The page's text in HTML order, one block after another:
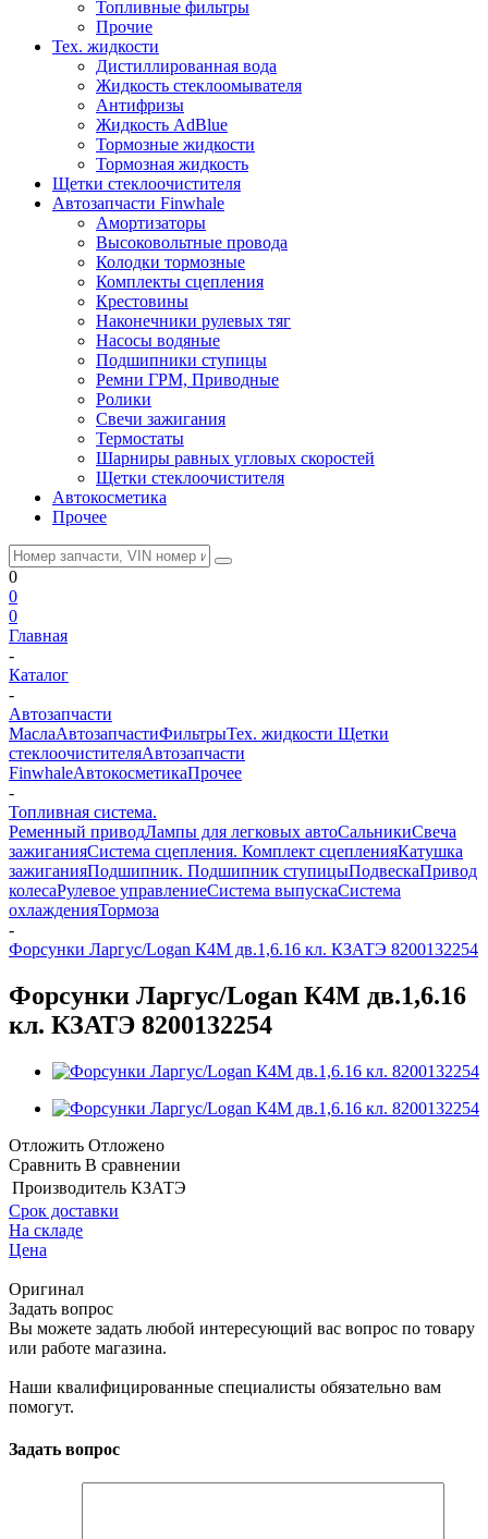
Топливные фильтры
Прочие
Тех. жидкости
Дистиллированная вода
Жидкость стеклоомывателя
Антифризы
Жидкость AdBlue
Тормозные жидкости
Тормозная жидкость
Щетки стеклоочистителя
Автозапчасти Finwhale
Амортизаторы
Высоковольтные провода
Колодки тормозные
Комплекты сцепления
Крестовины
Наконечники рулевых тяг
Насосы водяные
Подшипники ступицы
Ремни ГРМ, Приводные
Ролики
Свечи зажигания
Термостаты
Шарниры равных угловых скоростей
Щетки стеклоочистителя
Автокосметика
Прочее
0
0
0
Главная
-
Каталог
-
Автозапчасти
МаслаАвтозапчастиФильтрыТех. жидкости Щетки
стеклоочистителяАвтозапчасти
FinwhaleАвтокосметикаПрочее
-
Топливная система.
Ременный приводЛампы для легковых автоСальникиСвеча
зажиганияСистема сцепления. Комплект сцепленияКатушка
зажиганияПодшипник. Подшипник ступицыПодвескаПривод
колесаРулевое управлениеСистема выпускаСистема
охлажденияТормоза
-
Форсунки Ларгус/Logan К4М дв.1,6.16 кл. КЗАТЭ 8200132254
Форсунки Ларгус/Logan К4М дв.1,6.16
кл. КЗАТЭ 8200132254
Отложить Отложено
Сравнить В сравнении
Производитель КЗАТЭ
Срок доставки
На складе
Цена
Оригинал
Задать вопрос
Вы можете задать любой интересующий вас вопрос по товару
или работе магазина.
Наши квалифицированные специалисты обязательно вам
помогут.
Задать вопрос